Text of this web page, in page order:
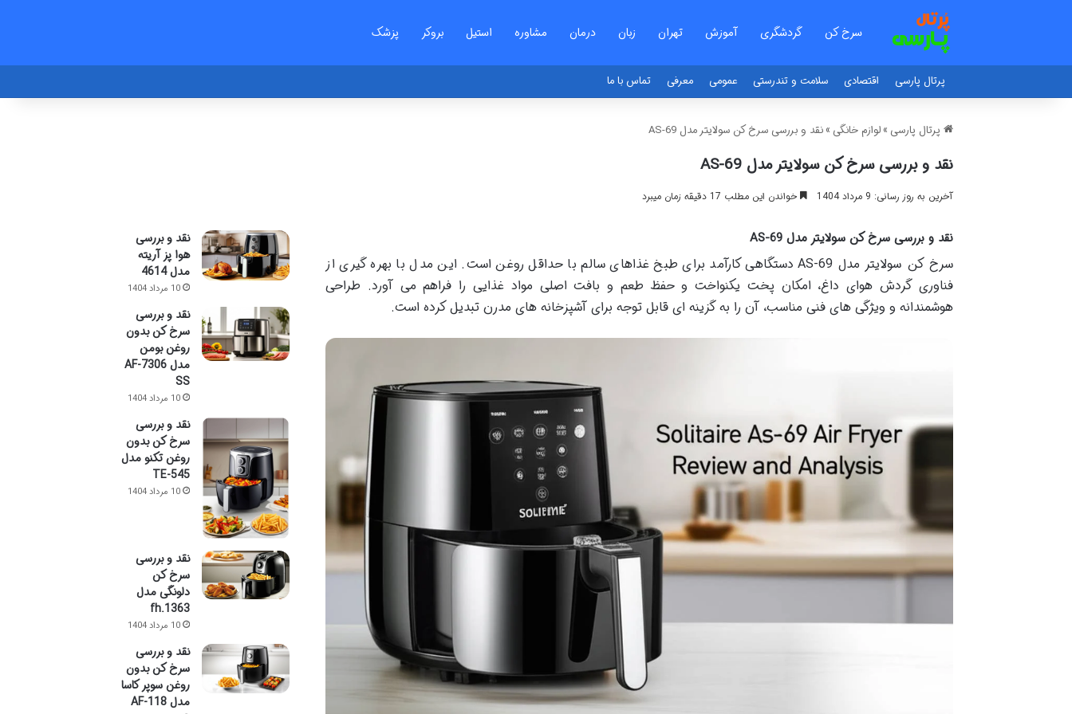
سرخ کن گردشگری آموزش تهران زبان درمان مشاوره استیل بروکر پزشک
پرتال پارسی اقتصادی سلامت و تندرستی عمومی معرفی تماس با ما
پرتال پارسی » لوازم خانگی » نقد و بررسی سرخ کن سولایتر مدل AS-69
نقد و بررسی سرخ کن سولایتر مدل AS-69
آخرین به روز رسانی: 9 مرداد 1404 خواندن این مطلب 17 دقیقه زمان میبرد
نقد و بررسی سرخ کن سولایتر مدل AS-69
سرخ کن سولایتر مدل AS-69 دستگاهی کارآمد برای طبخ غذاهای سالم با حداقل روغن است. این مدل با بهره گیری از
فناوری گردش هوای داغ، امکان پخت یکنواخت و حفظ طعم و بافت اصلی مواد غذایی را فراهم می آورد. طراحی
هوشمندانه و ویژگی های فنی مناسب، آن را به گزینه ای قابل توجه برای آشپزخانه های مدرن تبدیل کرده است.
نقد و بررسی
هوا پز آریته
مدل 4614
10 مرداد 1404
نقد و بررسی
سرخ کن بدون
روغن بومن
مدل AF-7306
SS
10 مرداد 1404
نقد و بررسی
سرخ کن بدون
روغن تکنو مدل
TE-545
10 مرداد 1404
نقد و بررسی
سرخ کن
دلونگی مدل
fh.1363
10 مرداد 1404
نقد و بررسی
سرخ کن بدون
روغن سوپر کاسا
مدل AF-118